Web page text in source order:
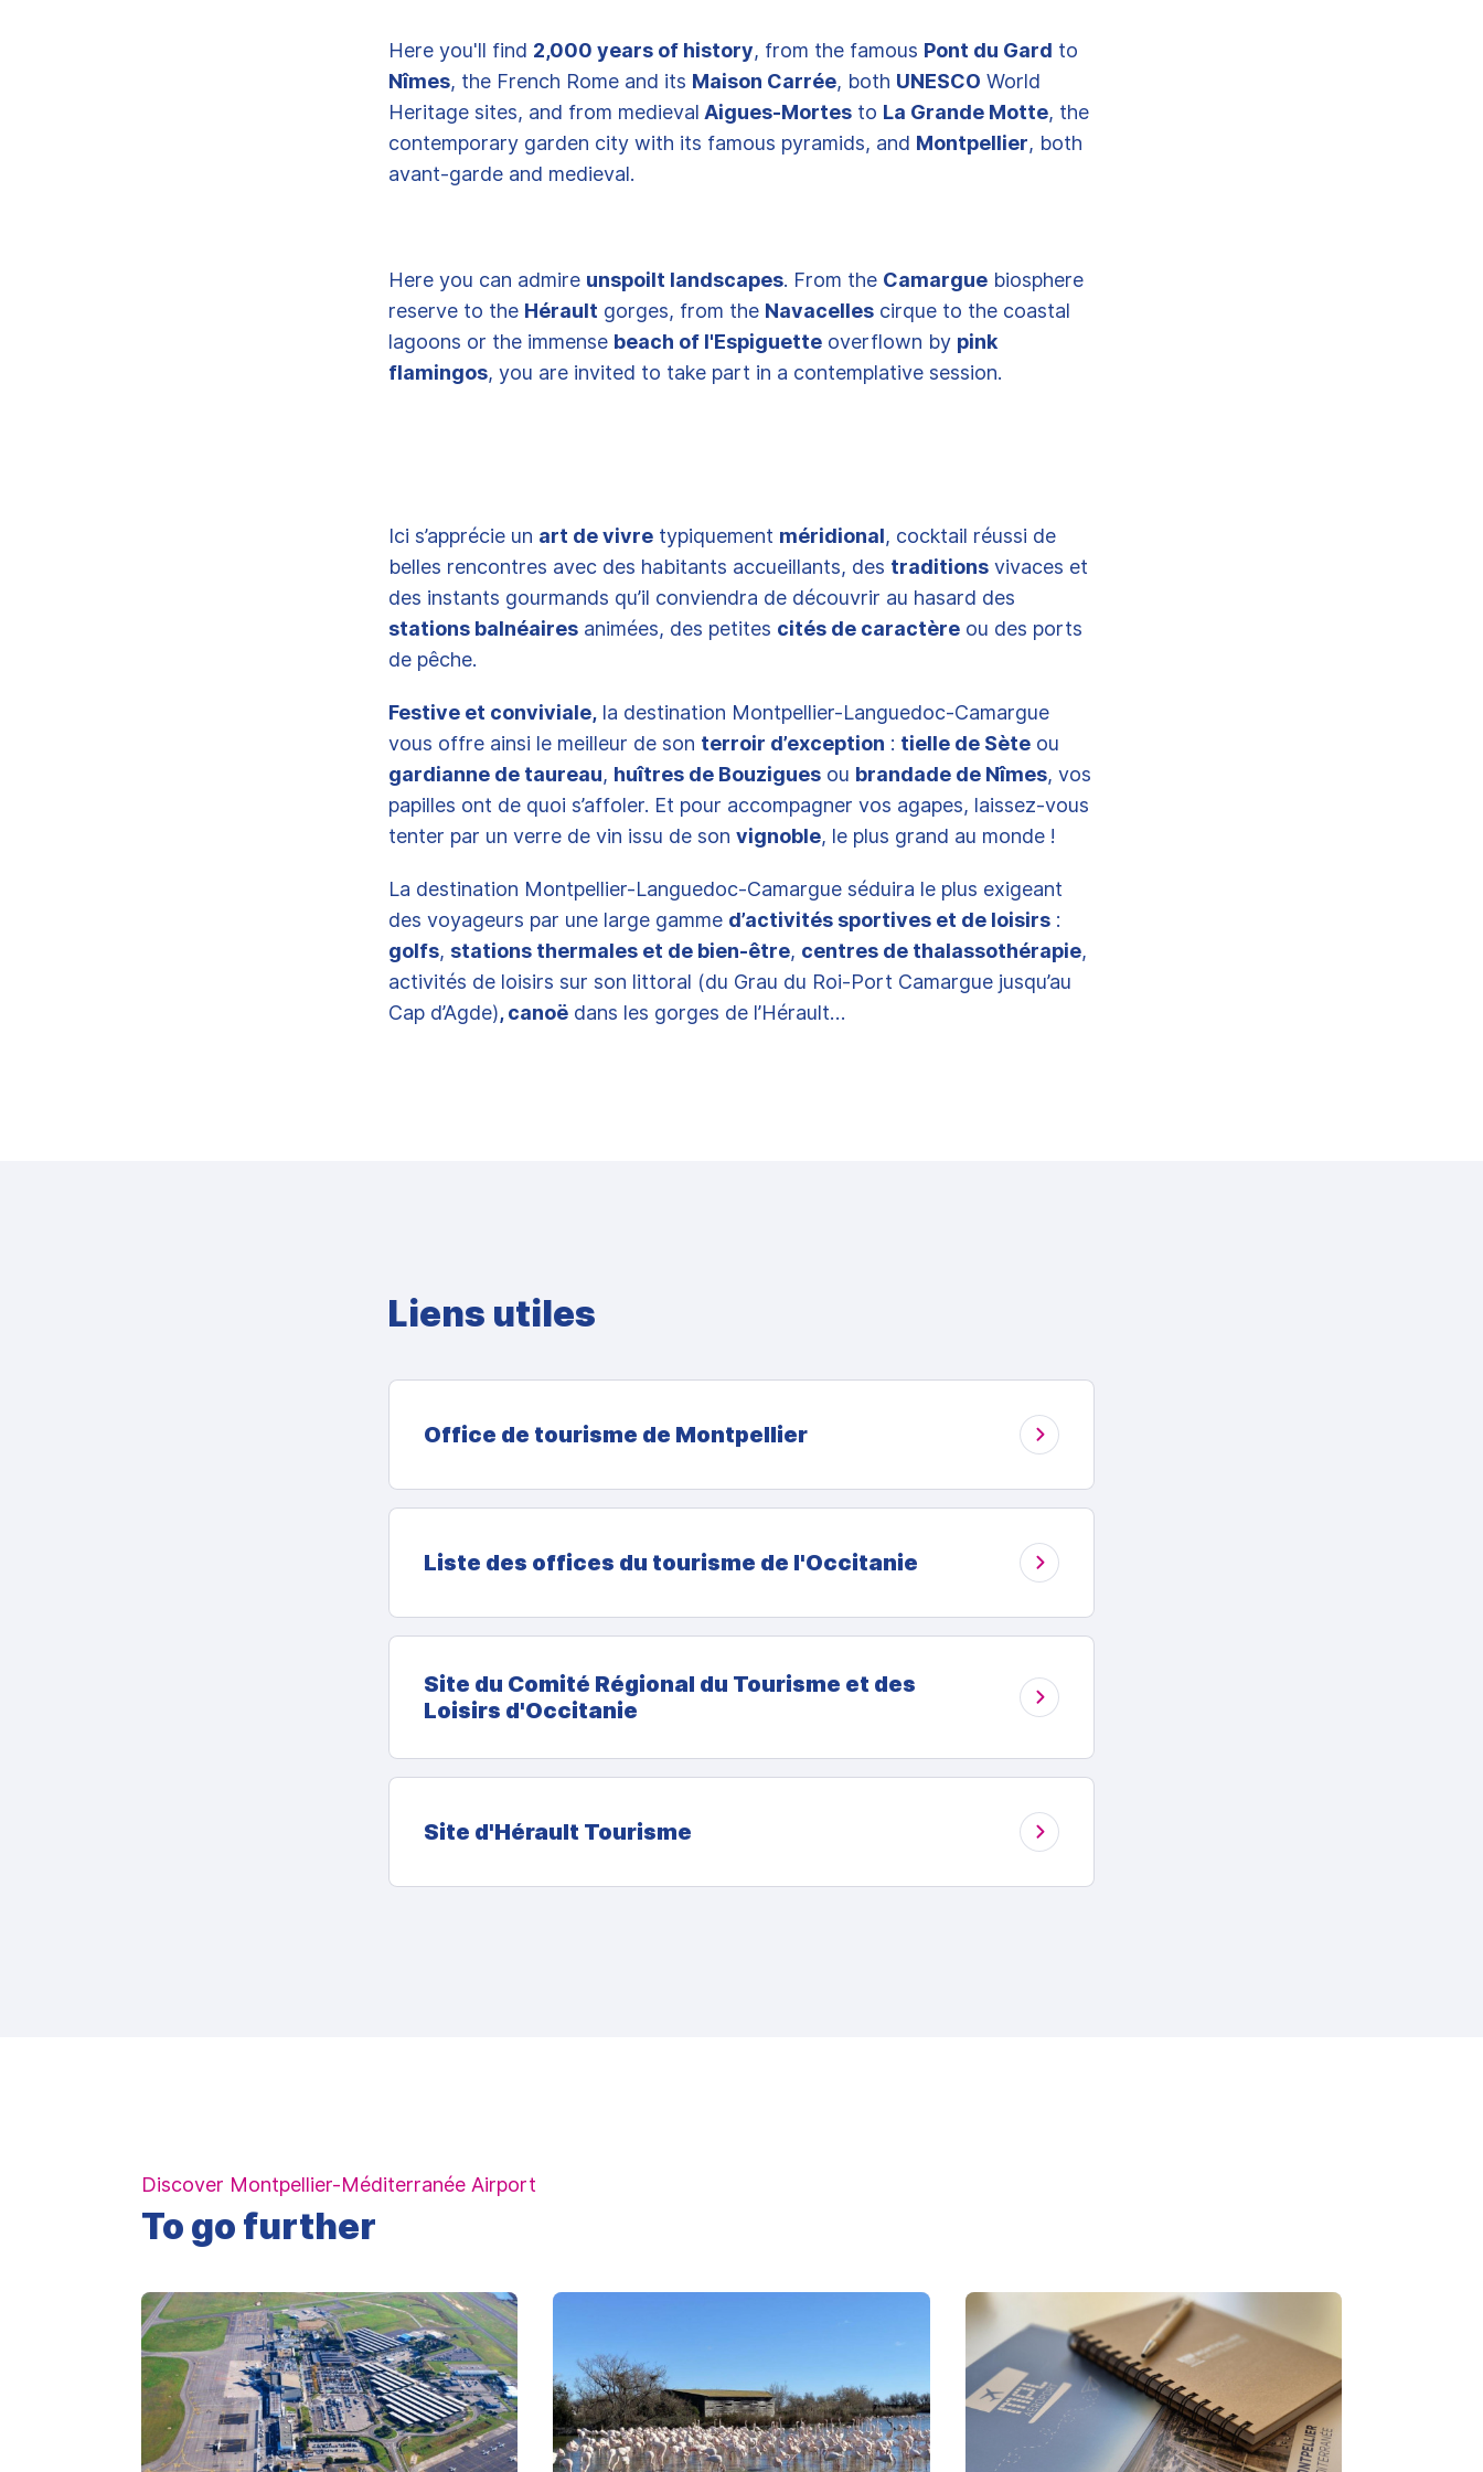
Here you'll find 2,000 years of history, from the famous Pont du Gard to
Nîmes, the French Rome and its Maison Carrée, both UNESCO World
Heritage sites, and from medieval Aigues-Mortes to La Grande Motte, the
contemporary garden city with its famous pyramids, and Montpellier, both
avant-garde and medieval.
Here you can admire unspoilt landscapes. From the Camargue biosphere
reserve to the Hérault gorges, from the Navacelles cirque to the coastal
lagoons or the immense beach of l'Espiguette overflown by pink
flamingos, you are invited to take part in a contemplative session.
Ici s’apprécie un art de vivre typiquement méridional, cocktail réussi de
belles rencontres avec des habitants accueillants, des traditions vivaces et
des instants gourmands qu’il conviendra de découvrir au hasard des
stations balnéaires animées, des petites cités de caractère ou des ports
de pêche.
Festive et conviviale, la destination Montpellier-Languedoc-Camargue
vous offre ainsi le meilleur de son terroir d’exception : tielle de Sète ou
gardianne de taureau, huîtres de Bouzigues ou brandade de Nîmes, vos
papilles ont de quoi s’affoler. Et pour accompagner vos agapes, laissez-vous
tenter par un verre de vin issu de son vignoble, le plus grand au monde !
La destination Montpellier-Languedoc-Camargue séduira le plus exigeant
des voyageurs par une large gamme d’activités sportives et de loisirs :
golfs, stations thermales et de bien-être, centres de thalassothérapie,
activités de loisirs sur son littoral (du Grau du Roi-Port Camargue jusqu’au
Cap d’Agde), canoë dans les gorges de l’Hérault…
Liens utiles
Office de tourisme de Montpellier
Liste des offices du tourisme de l'Occitanie
Site du Comité Régional du Tourisme et des
Loisirs d'Occitanie
Site d'Hérault Tourisme
Discover Montpellier-Méditerranée Airport
To go further